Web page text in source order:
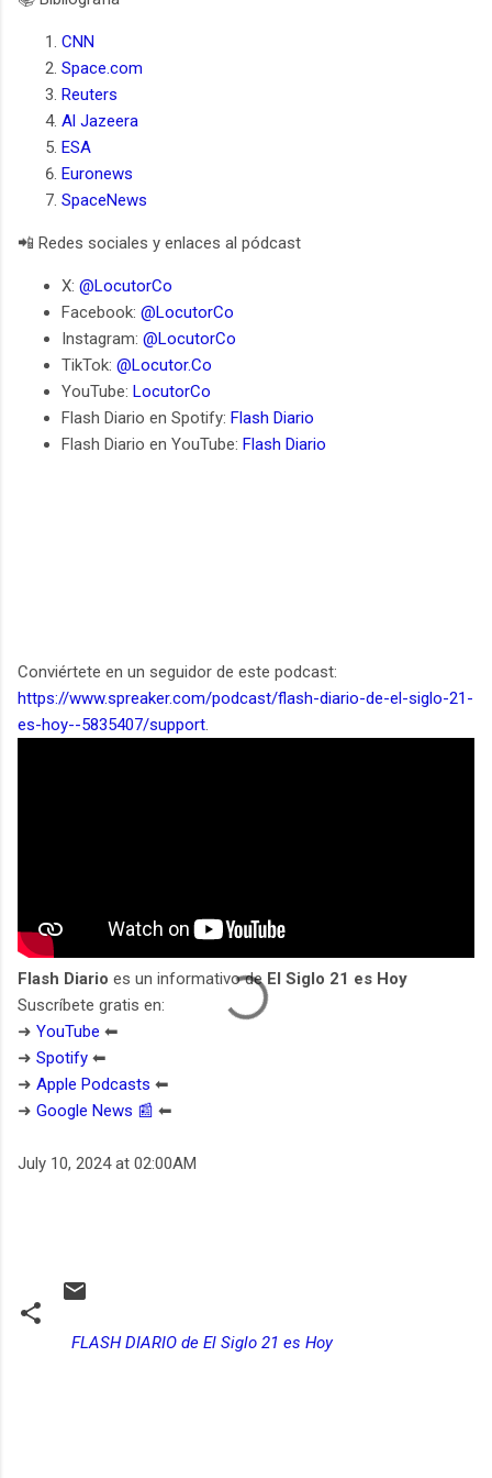
CNN
Space.com
Reuters
Al Jazeera
ESA
Euronews
SpaceNews
📲 Redes sociales y enlaces al pódcast
X: @LocutorCo
Facebook: @LocutorCo
Instagram: @LocutorCo
TikTok: @Locutor.Co
YouTube: LocutorCo
Flash Diario en Spotify: Flash Diario
Flash Diario en YouTube: Flash Diario
Conviértete en un seguidor de este podcast:
https://www.spreaker.com/podcast/flash-diario-de-el-siglo-21-
es-hoy--5835407/support.
Flash Diario es un informativo de El Siglo 21 es Hoy
Suscríbete gratis en:
➜ YouTube ⬅︎
➜ Spotify ⬅︎
➜ Apple Podcasts ⬅︎
➜ Google News 📰 ⬅︎
July 10, 2024 at 02:00AM
FLASH DIARIO de El Siglo 21 es Hoy